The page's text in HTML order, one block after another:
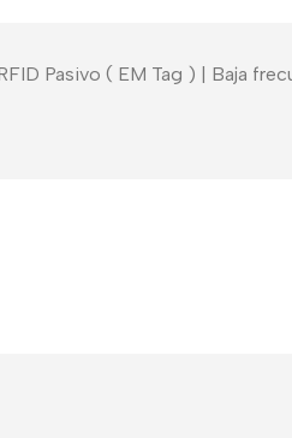
Pasivo ( EM Tag ) | Baja